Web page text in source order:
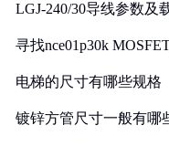
LGJ-240/30导线参数及
寻找nce01p30k
电梯的尺寸有哪些规格
镀锌方管尺寸一般有哪